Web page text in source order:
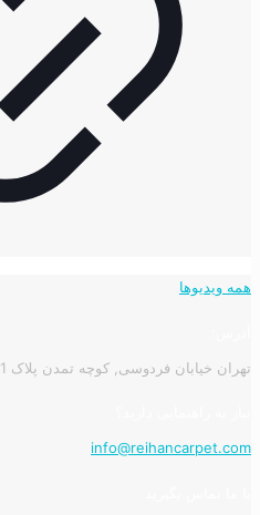
همه ویدیوها
تهران خیابان فردوسی, کوچه تمدن پلاک 11 - طبقه 2 - واحد8
info@reihancarpet.com